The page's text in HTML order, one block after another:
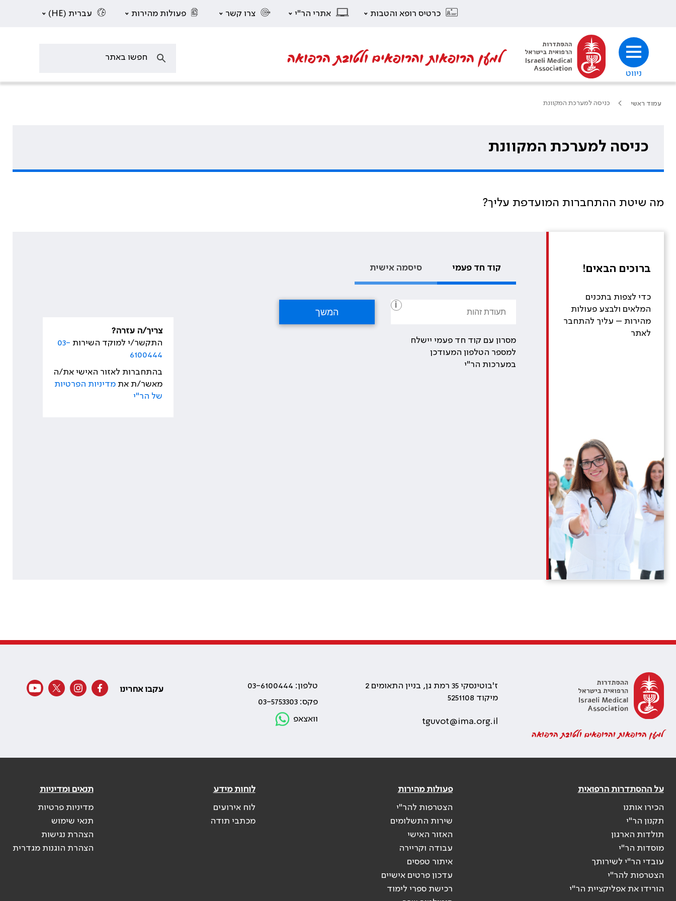
כרטיס רופא והטבות אתרי הר"י צרו קשר פעולות מהירות עברית (HE)
ניווט
למען הרופאות והרופאים ולטובת הרפואה
עמוד ראשי כניסה למערכת המקוונת
כניסה למערכת המקוונת
מה שיטת ההתחברות המועדפת עליך?
ברוכים הבאים!
כדי לצפות בתכנים
המלאים ולבצע פעולות
מהירות – עליך להתחבר
לאתר
קוד חד פעמי סיסמה אישית
i
מסרון עם קוד חד פעמי יישלח
למספר הטלפון המעודכן
במערכות הר"י
צריך/ה עזרה?
התקשר/י למוקד השירות 03-
6100444
בהתחברות לאזור האישי את/ה
מאשר/ת אתמדיניות הפרטיות
של הר"י
למען הרופאות והרופאים ולטובת הרפואה
ז'בוטינסקי 35 רמת גן, בניין התאומים 2
מיקוד 5251108
tguvot@ima.org.il
טלפון: 03-6100444
פקס: 03-5753303
וואצאפ
עקבו אחרינו
על ההסתדרות הרפואית
הכירו אותנו
תקנון הר"י
תולדות הארגון
מוסדות הר"י
עובדי הר"י לשירותך
הצטרפות להר"י
הורידו את אפליקציית הר"י
פעולות מהירות
הצטרפות להר"י
שירות התשלומים
האזור האישי
עבודה וקריירה
איתור טפסים
עדכון פרטים אישיים
רכישת ספרי לימוד
לוחות מידע
לוח אירועים
מכתבי תודה
תנאים ומדיניות
מדיניות פרטיות
תנאי שימוש
הצהרת נגישות
הצהרת הוגנות מגדרית